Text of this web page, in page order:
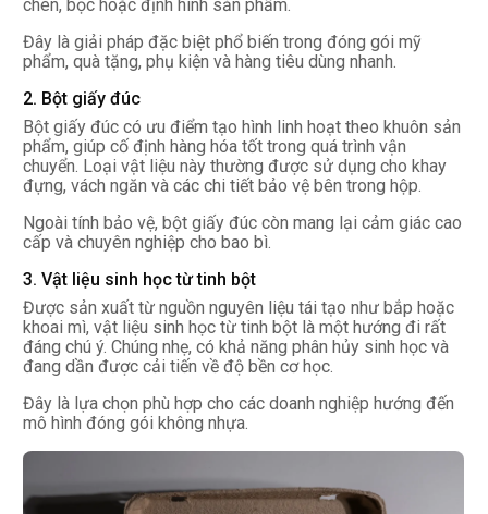
chèn, bọc hoặc định hình sản phẩm.
Đây là giải pháp đặc biệt phổ biến trong đóng gói mỹ
phẩm, quà tặng, phụ kiện và hàng tiêu dùng nhanh.
2. Bột giấy đúc
Bột giấy đúc có ưu điểm tạo hình linh hoạt theo khuôn sản
phẩm, giúp cố định hàng hóa tốt trong quá trình vận
chuyển. Loại vật liệu này thường được sử dụng cho khay
đựng, vách ngăn và các chi tiết bảo vệ bên trong hộp.
Ngoài tính bảo vệ, bột giấy đúc còn mang lại cảm giác cao
cấp và chuyên nghiệp cho bao bì.
3. Vật liệu sinh học từ tinh bột
Được sản xuất từ nguồn nguyên liệu tái tạo như bắp hoặc
khoai mì, vật liệu sinh học từ tinh bột là một hướng đi rất
đáng chú ý. Chúng nhẹ, có khả năng phân hủy sinh học và
đang dần được cải tiến về độ bền cơ học.
Đây là lựa chọn phù hợp cho các doanh nghiệp hướng đến
mô hình đóng gói không nhựa.